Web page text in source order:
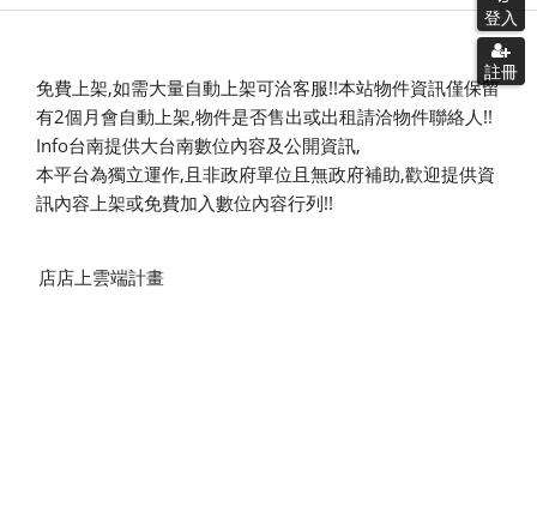
免費上架,如需大量自動上架可洽客服!!本站物件資訊僅保留
有2個月會自動上架,物件是否售出或出租請洽物件聯絡人!!
Info台南提供大台南數位內容及公開資訊,
本平台為獨立運作,且非政府單位且無政府補助,歡迎提供資
訊內容上架或免費加入數位內容行列!!
店店上雲端計畫
登入
註冊
登入
註冊